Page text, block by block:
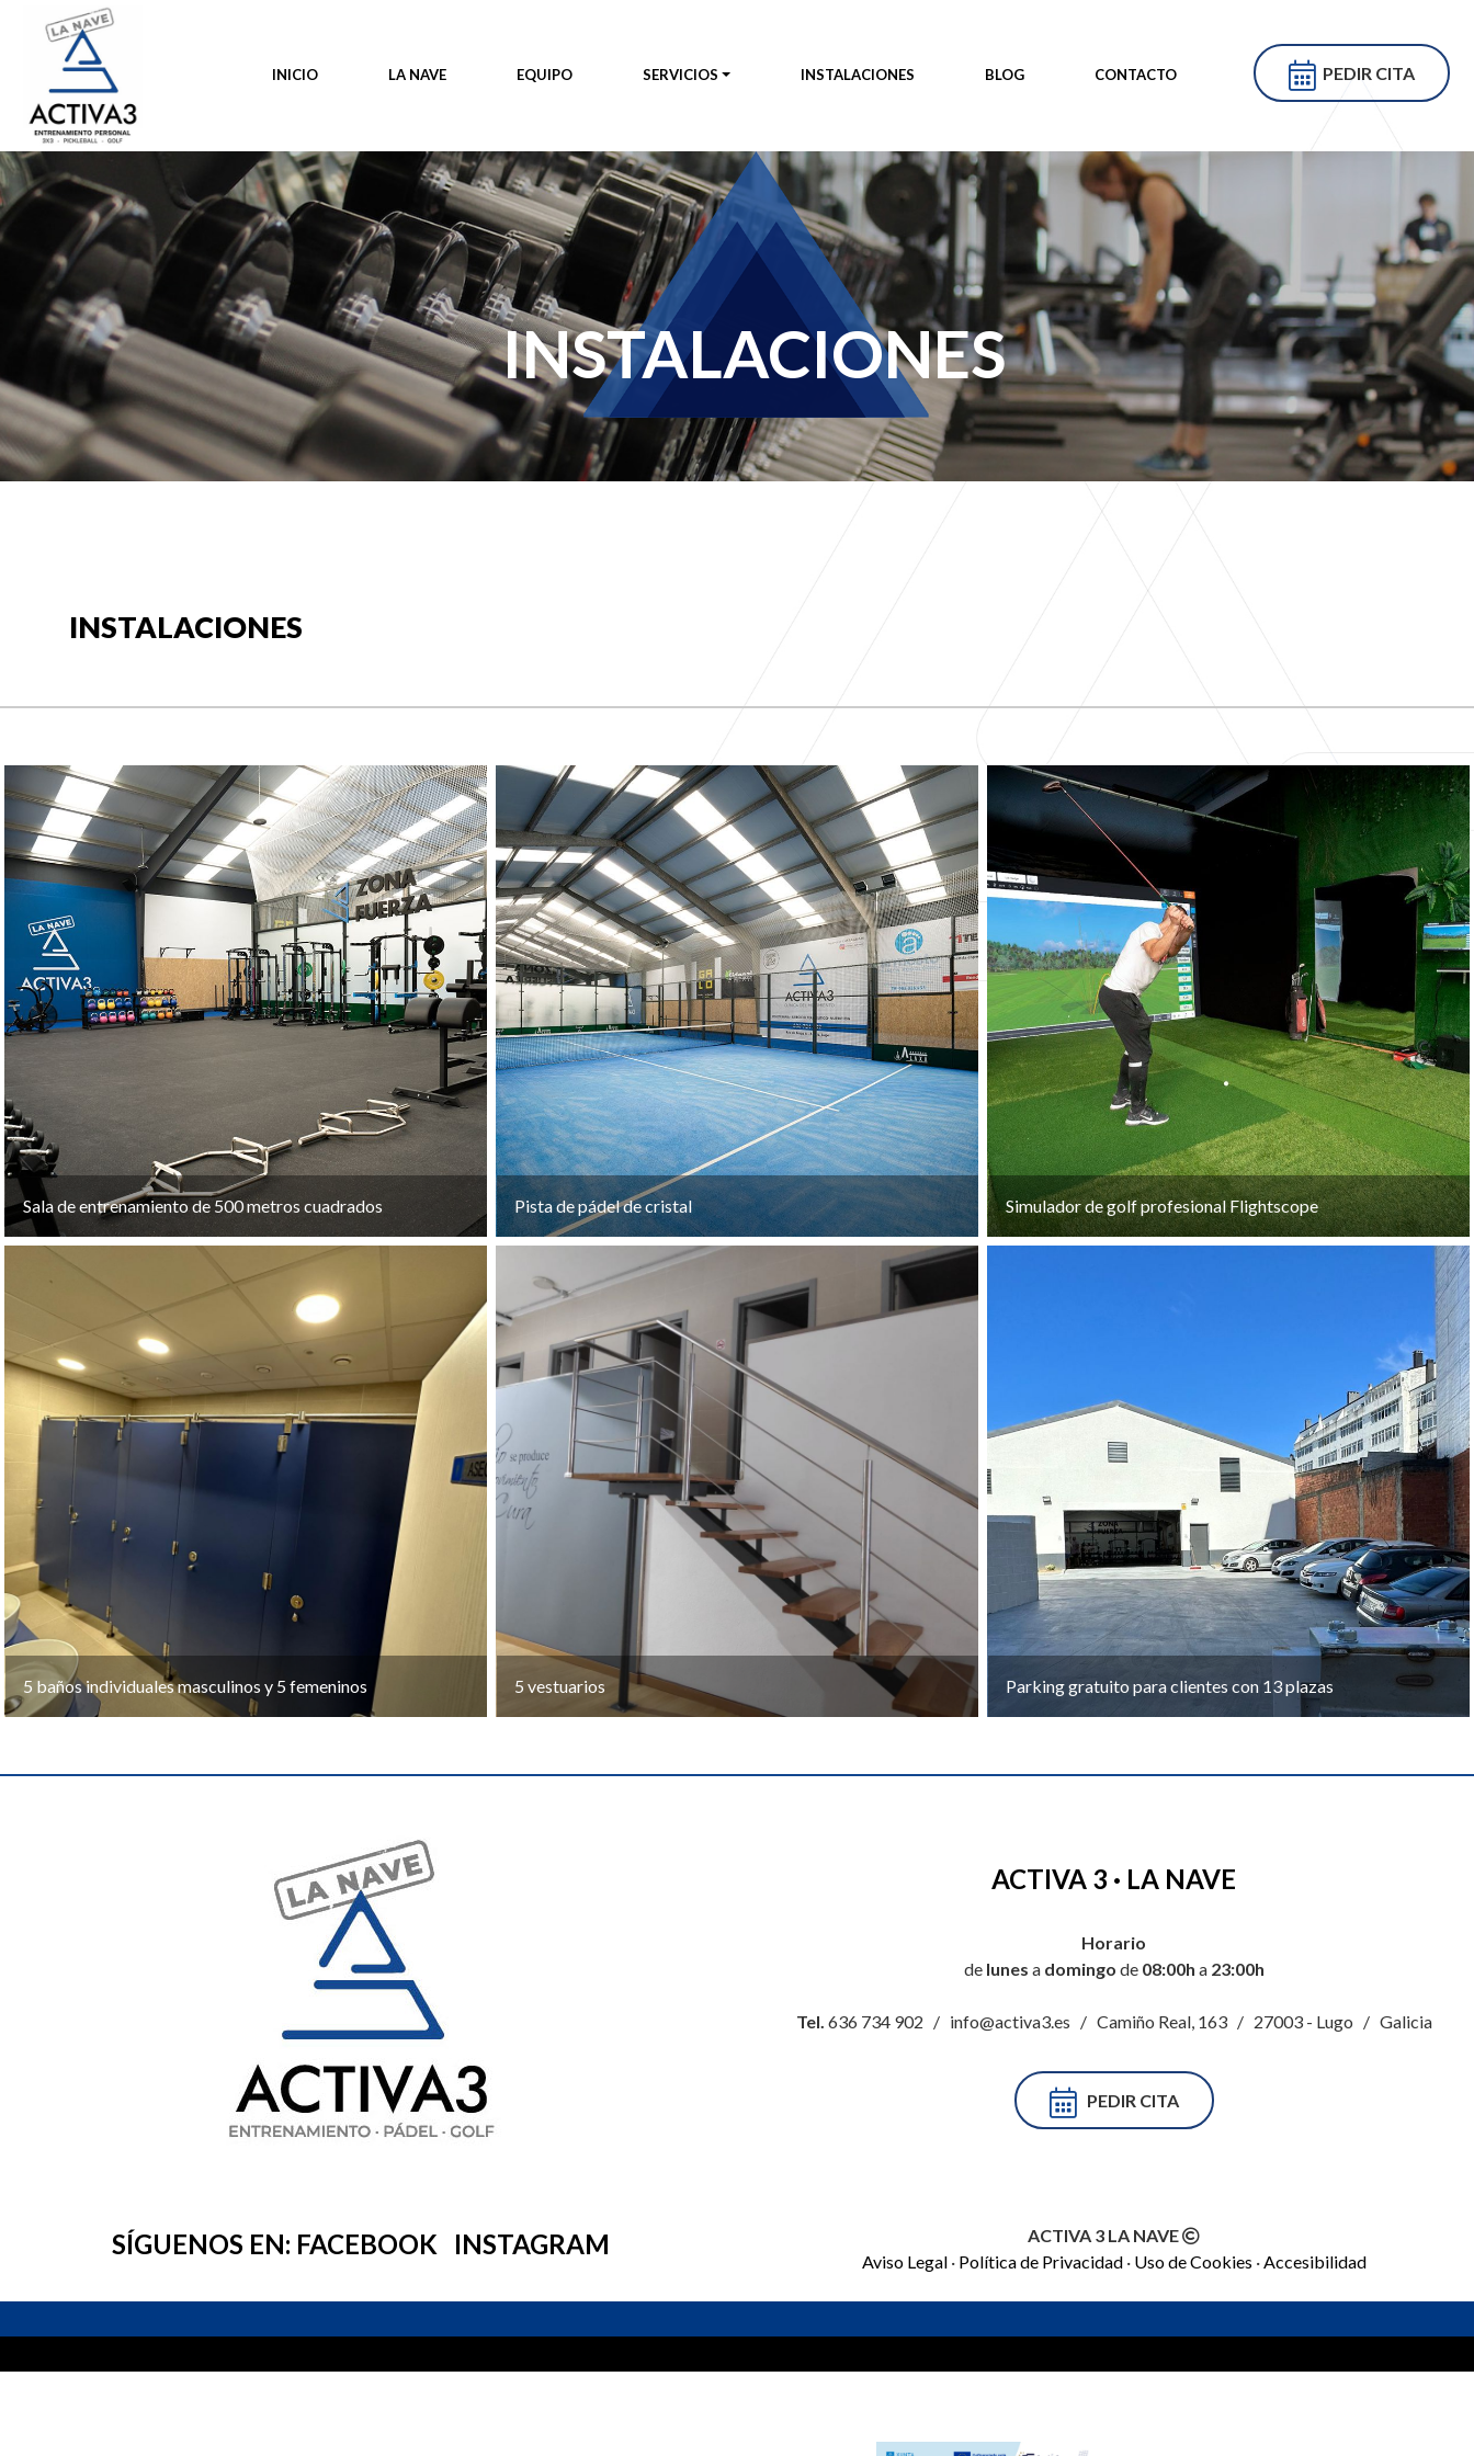
INICIO LA NAVE EQUIPO SERVICIOS INSTALACIONES BLOG CONTACTO PEDIR CITA
INSTALACIONES
INSTALACIONES
Sala de entrenamiento de 500 metros cuadrados Pista de pádel de cristal Simulador de golf profesional Flightscope
5 baños individuales masculinos y 5 femeninos 5 vestuarios Parking gratuito para clientes con 13 plazas
ACTIVA 3 · LA NAVE
Horario
de lunes a domingo de 08:00h a 23:00h
Tel. 636 734 902 / info@activa3.es / Camiño Real, 163 / 27003 - Lugo / Galicia
PEDIR CITA
SÍGUENOS EN: FACEBOOK INSTAGRAM
ACTIVA 3 LA NAVE
Aviso Legal· Política de Privacidad· Uso de Cookies ·Accesibilidad